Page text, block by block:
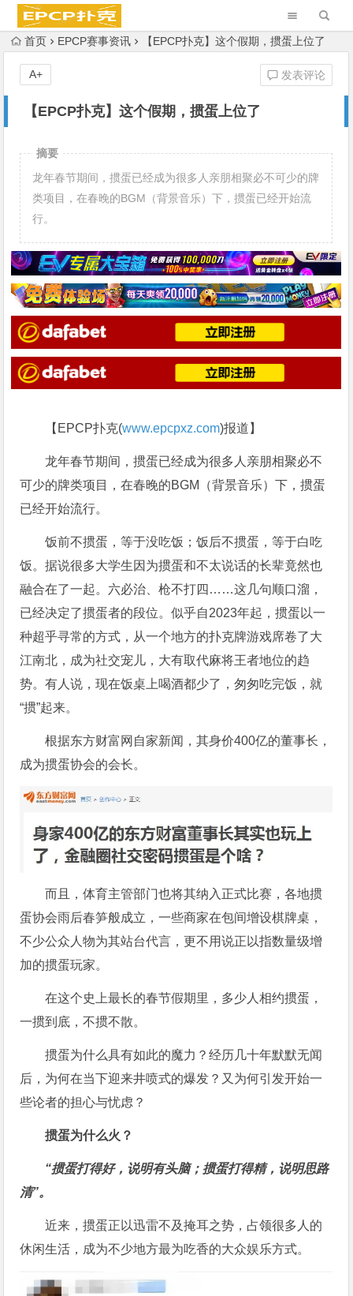
首页 EPCP赛事资讯 【EPCP扑克】这个假期，掼蛋上位了
【EPCP扑克】这个假期，掼蛋上位了
发表评论
A+
摘要
龙年春节期间，掼蛋已经成为很多人亲朋相聚必不可少的牌
类项目，在春晚的BGM（背景音乐）下，掼蛋已经开始流
行。
【EPCP扑克(www.epcpxz.com)报道】
龙年春节期间，掼蛋已经成为很多人亲朋相聚必不
可少的牌类项目，在春晚的BGM（背景音乐）下，掼蛋
已经开始流行。
饭前不掼蛋，等于没吃饭；饭后不掼蛋，等于白吃
饭。据说很多大学生因为掼蛋和不太说话的长辈竟然也
融合在了一起。六必治、枪不打四……这几句顺口溜，
已经决定了掼蛋者的段位。似乎自2023年起，掼蛋以一
种超乎寻常的方式，从一个地方的扑克牌游戏席卷了大
江南北，成为社交宠儿，大有取代麻将王者地位的趋
势。有人说，现在饭桌上喝酒都少了，匆匆吃完饭，就
“掼”起来。
根据东方财富网自家新闻，其身价400亿的董事长，
成为掼蛋协会的会长。
而且，体育主管部门也将其纳入正式比赛，各地掼
蛋协会雨后春笋般成立，一些商家在包间增设棋牌桌，
不少公众人物为其站台代言，更不用说正以指数量级增
加的掼蛋玩家。
在这个史上最长的春节假期里，多少人相约掼蛋，
一掼到底，不掼不散。
掼蛋为什么具有如此的魔力？经历几十年默默无闻
后，为何在当下迎来井喷式的爆发？又为何引发开始一
些论者的担心与忧虑？
掼蛋为什么火？
“掼蛋打得好，说明有头脑；掼蛋打得精，说明思路
清”。
近来，掼蛋正以迅雷不及掩耳之势，占领很多人的
休闲生活，成为不少地方最为吃香的大众娱乐方式。